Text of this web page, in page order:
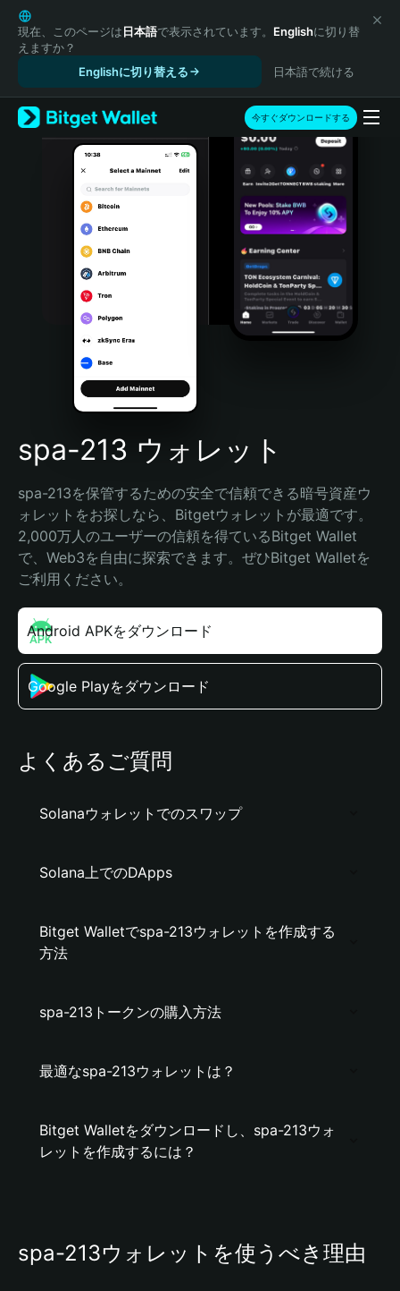
English
日本語
Tiếng Việt
Español (Latinoamérica)
Türkçe
Italiano
Português (Portugal)
Bahasa Indonesia
Português (Brasil)
Español (Argentina)
現在、このページは日本語で表示されています。 Englishに切り替
えますか？
Englishに切り替える
日本語で続ける
今すぐダウンロードする
spa-213 ウォレット
spa-213を保管するための安全で信頼できる暗号資産ウ
ォレットをお探しなら、Bitgetウォレットが最適です。
2,000万人のユーザーの信頼を得ているBitget Wallet
で、Web3を自由に探索できます。ぜひBitget Walletを
ご利用ください。
Android APKをダウンロード
Google Playをダウンロード
よくあるご質問
Solanaウォレットでのスワップ
Solana上でのDApps
Bitget Walletでspa-213ウォレットを作成する
方法
spa-213トークンの購入方法
最適なspa-213ウォレットは？
Bitget Walletをダウンロードし、spa-213ウォ
レットを作成するには？
spa-213ウォレットを使うべき理由